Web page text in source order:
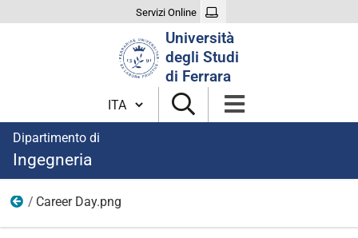
Servizi Online
Università
degli Studi
di Ferrara
Cambia lingua
Dipartimento di
Ingegneria
Immagini terza missione
Career Day.png